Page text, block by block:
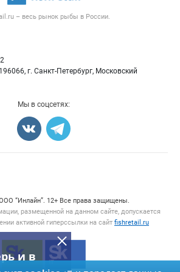
и в
– весь рынок рыбы в России.
г. Санкт-Петербург, Московский
Контактная информация
обработки персональных данных
Блог
Рыба
Икра
Мы в соцсетях:
“Инлайн”. 12+ Все права защищены.
размещенной на данном сайте, допускается
активной гиперссылки на сайт fishretail.ru